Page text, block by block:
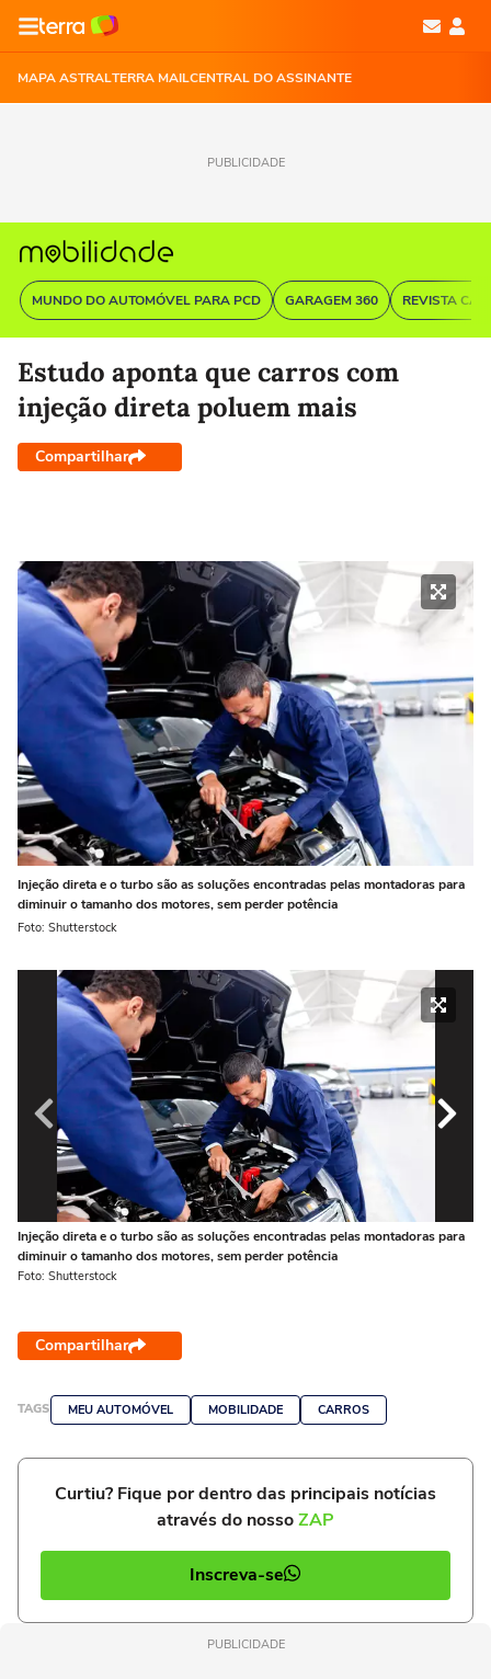
MAPA ASTRALTERRA MAILCENTRAL DO ASSINANTE
PUBLICIDADE
MUNDO DO AUTOMÓVEL PARA PCD GARAGEM 360 REVISTA
Estudo aponta que carros com
injeção direta poluem mais
Compartilhar
Injeção direta e o turbo são as soluções encontradas pelas montadoras para
diminuir o tamanho dos motores, sem perder potência
Foto: Shutterstock
Injeção direta e o turbo são as soluções encontradas pelas montadoras para
diminuir o tamanho dos motores, sem perder potência
Foto: Shutterstock
Compartilhar
TAGS MEU AUTOMÓVEL MOBILIDADE CARROS
Curtiu? Fique por dentro das principais notícias
através do nossoZAP
Inscreva-se
PUBLICIDADE